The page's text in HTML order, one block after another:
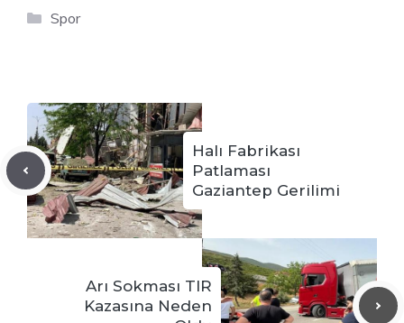
Kategoriler
Spor
Halı Fabrikası
Patlaması
Gaziantep Gerilimi
Arı Sokması TIR
Kazasına Neden